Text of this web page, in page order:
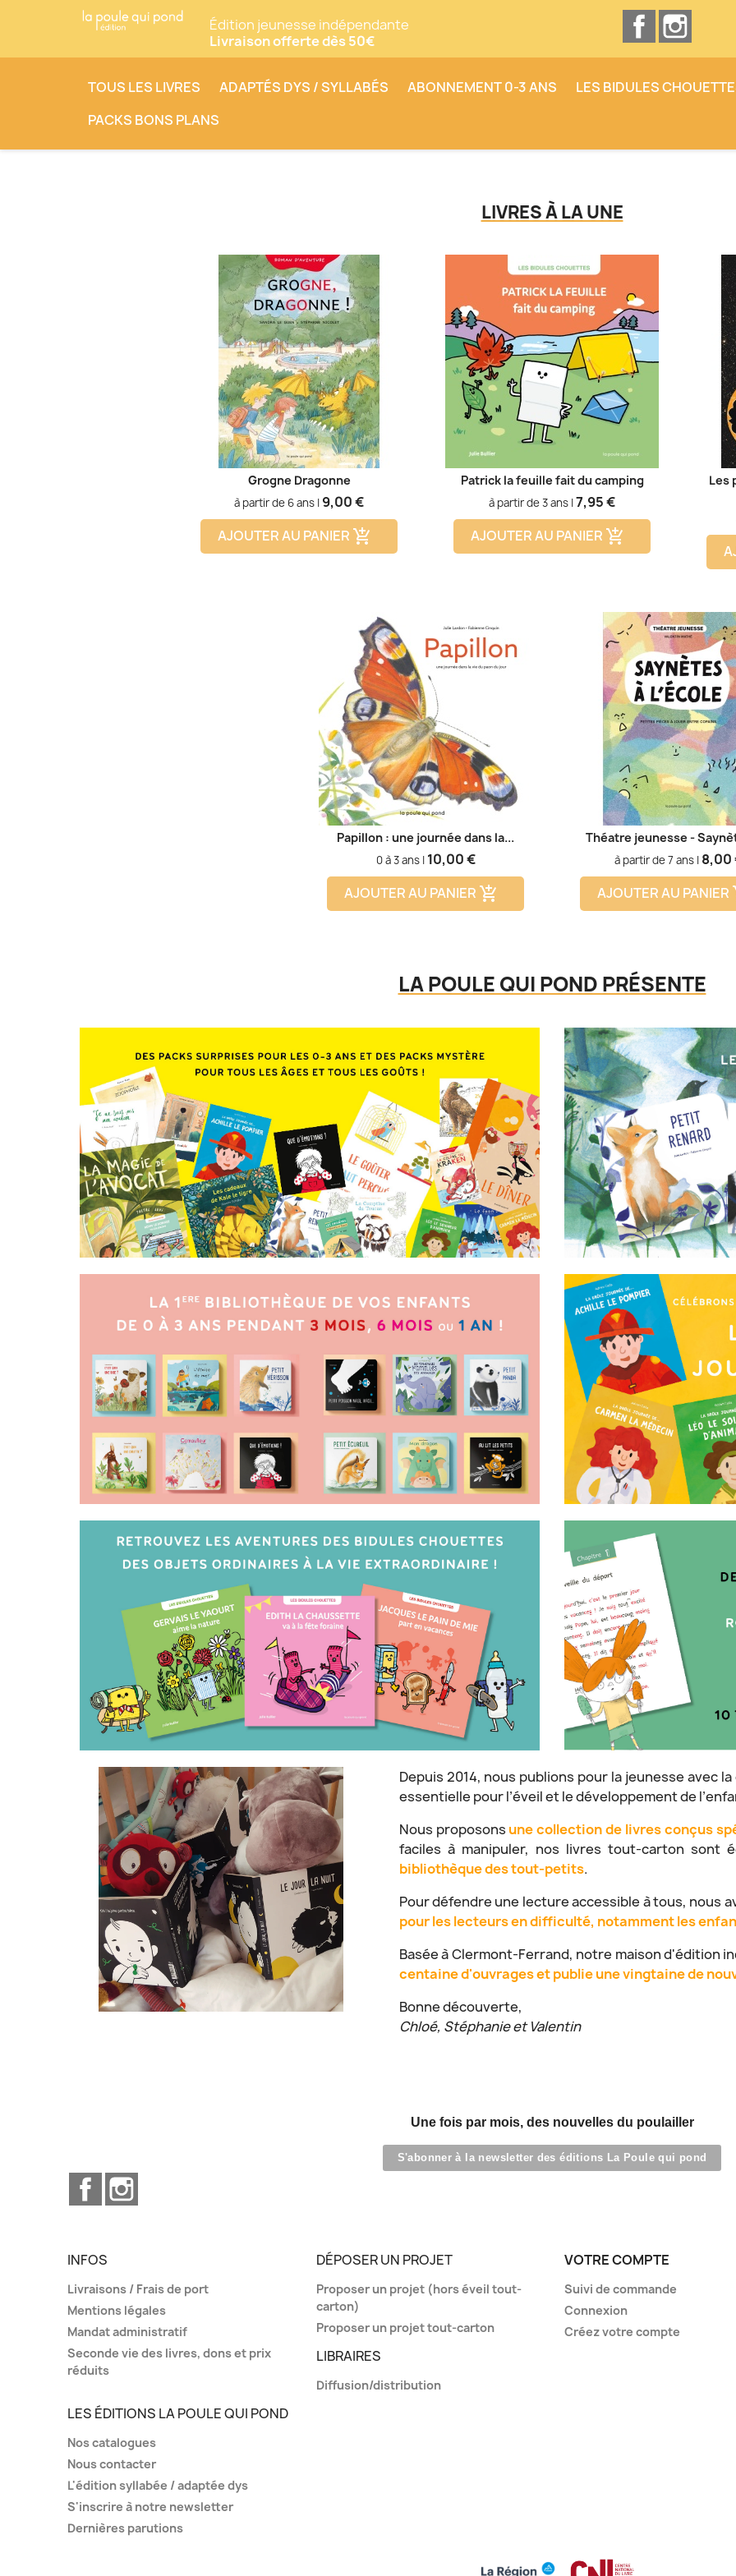
Édition jeunesse indépendante
Livraison offerte dès 50€
Facebook
TOUS LES LIVRES ADAPTÉS DYS / SYLLABÉS ABONNEMENT 0-3 ANS
LES BIDULES
PACKS BONS PLANS
LIVRES À LA UNE
Grogne Dragonne
à partir de 6 ans | Prix
9,00 €
AJOUTER AU PANIER add_shopping_cart
Patrick la feuille fait du camping
à partir de 3 ans |Prix
7,95 €
AJOUTER AU PANIER add_shopping_cart
Les
Papillon : une journée dans la...
0 à 3 ans | Prix
10,00 €
AJOUTER AU PANIER add_shopping_cart
Théatre jeunesse -
à partir de 7 ans | Prix
8,00
AJOUTER AU PANIER
LA POULE QUI POND PRÉSENTE
Depuis 2014, nous publions pour la jeunesse avec
essentielle pour l’éveil et le développement de
Nous proposons une collection de livres conçus
faciles à manipuler, nos livres tout-carton sont
bibliothèque des tout-petits.
Pour défendre une lecture accessible à tous, nous
pour les lecteurs en difficulté, notamment les
Basée à Clermont-Ferrand, notre maison d'édition
centaine d'ouvrages et publie une vingtaine de
Bonne découverte,
Chloé, Stéphanie et Valentin
Une fois par mois, des nouvelles du poulailler
S'abonner à la newsletter des éditions La Poule qui pond
Facebook
INFOS
Livraisons / Frais de port
Mentions légales
Mandat administratif
Seconde vie des livres, dons et prix
réduits
DÉPOSER UN PROJET
Proposer un projet (hors éveil tout-
carton)
Proposer un projet tout-carton
LIBRAIRES
Diffusion/distribution
LES ÉDITIONS LA POULE QUI POND
Nos catalogues
Nous contacter
L'édition syllabée / adaptée dys
S'inscrire à notre newsletter
Dernières parutions
VOTRE COMPTE
Suivi de commande
Connexion
Créez votre compte